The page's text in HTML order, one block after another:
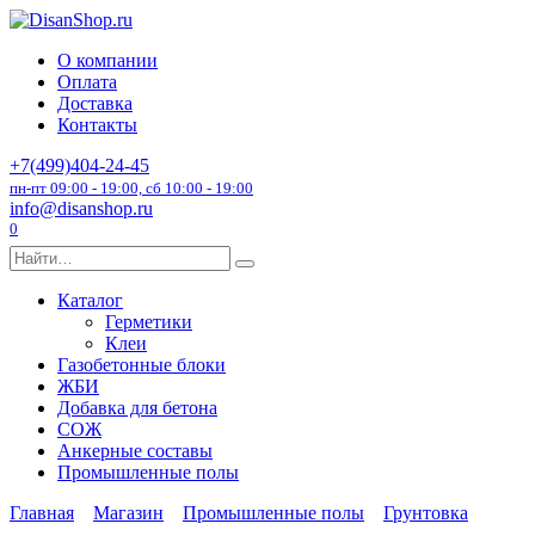
Перейти
содержанию
О компании
Оплата
Доставка
Контакты
+7(499)404-24-45
пн-пт 09:00 - 19:00, сб 10:00 - 19:00
info@disanshop.ru
0
Search
for:
Каталог
Герметики
Клеи
Газобетонные блоки
ЖБИ
Добавка для бетона
СОЖ
Анкерные составы
Промышленные полы
Главная
Магазин Промышленные полы Грунтовка